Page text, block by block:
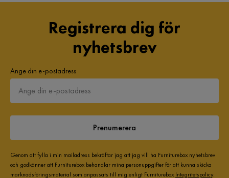
Registrera dig för
nyhetsbrev
Ange din e-postadress
Prenumerera
Genom att fylla i min mailadress bekräftar jag att jag vill ha Furniturebox nyhetsbrev
och godkänner att Furniturebox behandlar mina personuppgifter för att kunna skicka
marknadsföringsmaterial som anpassats till mig enligt Furniturebox Integritetspolicy.